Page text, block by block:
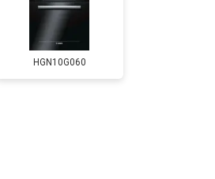
HGN10G060